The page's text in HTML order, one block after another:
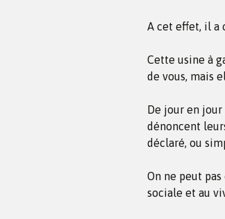
A cet effet, il a
Cette usine à
de vous, mais
De jour en jour
dénoncent
déclaré, ou
On ne peut
sociale et au